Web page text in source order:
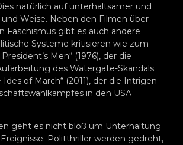
natürlich auf unterhaltsamer und
Weise. Neben den Filmen über
Faschismus gibt es auch andere
Systeme kritisieren wie zum
Men“ (1976), der die
des Watergate-Skandals
Ides of March“ (2011), der die Intrigen
in den USA
geht es nicht bloß um Unterhaltung
Politthriller werden gedreht,